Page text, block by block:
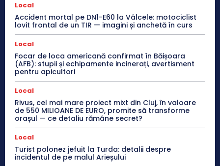
Local
Accident mortal pe DN1-E60 la Vâlcele: motociclist
lovit frontal de un TIR — imagini și anchetă în curs
Local
Focar de loca americană confirmat în Băișoara
(AFB): stupii și echipamente incinerați, avertisment
pentru apicultori
Local
Rivus, cel mai mare proiect mixt din Cluj, în valoare
de 550 MILIOANE DE EURO, promite să transforme
orașul — ce detaliu rămâne secret?
Local
Turist polonez jefuit la Turda: detalii despre
incidentul de pe malul Arieșului